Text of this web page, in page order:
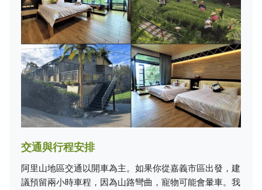
交通與行程安排
阿里山地區交通以開車為主。如果你從嘉義市區出發，建
議預留兩小時車程，因為山路彎曲，寵物可能會暈車。我